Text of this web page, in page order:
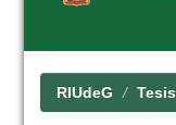
RIUdeG Tesis